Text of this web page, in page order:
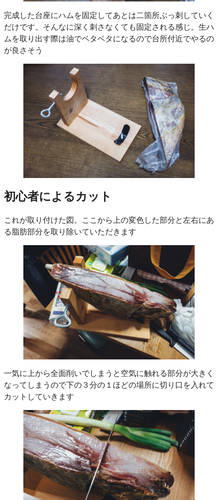
完成した台座にハムを固定してあとは二箇所ぶっ刺していく
だけです。そんなに深く刺さなくても固定される感じ。生ハ
ムを取り出す際は油でベタベタになるので台所付近でやるの
が良さそう
初心者によるカット
これが取り付けた図。ここから上の変色した部分と左右にあ
る脂肪部分を取り除いていただきます
一気に上から全面削いでしまうと空気に触れる部分が大きく
なってしまうので下の３分の１ほどの場所に切り口を入れて
カットしていきます